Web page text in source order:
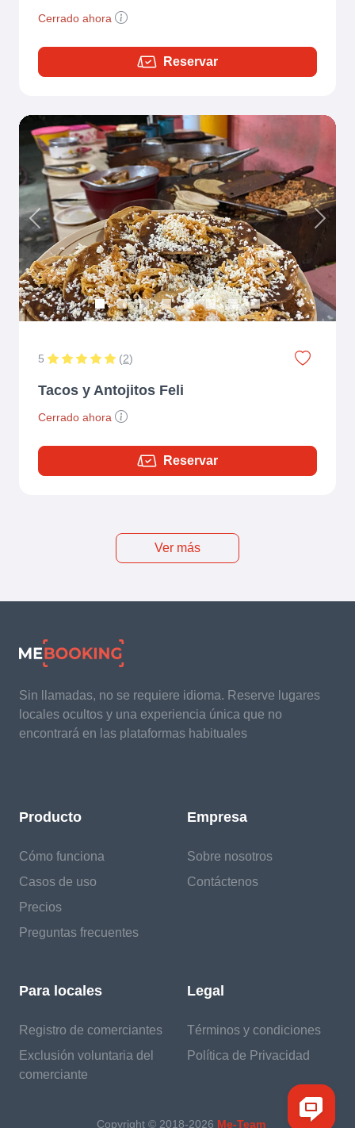
Cerrado ahora
Reservar
Previous Next
5 (2)
Tacos y Antojitos Feli
Cerrado ahora
Reservar
Ver más
Sin llamadas, no se requiere idioma. Reserve lugares
locales ocultos y una experiencia única que no
encontrará en las plataformas habituales
Producto
Cómo funciona
Casos de uso
Precios
Preguntas frecuentes
Empresa
Sobre nosotros
Contáctenos
Para locales
Registro de comerciantes
Exclusión voluntaria del
comerciante
Legal
Términos y condiciones
Política de Privacidad
Copyright © 2018-2026 Me-Team